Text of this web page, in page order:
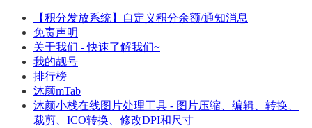
【积分发放系统】自定义积分余额/通知消息
免责声明
关于我们 - 快速了解我们~
我的靓号
排行榜
沐颜mTab
沐颜小栈在线图片处理工具 - 图片压缩、编辑、转换、
裁剪、ICO转换、修改DPI和尺寸